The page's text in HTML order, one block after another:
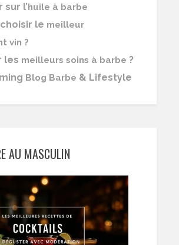
sur l’huile à barbe
le meilleur
vin ?
les meilleurs soins à barbe ?
Blog Barbe & Lifestyle
AU MASCULIN